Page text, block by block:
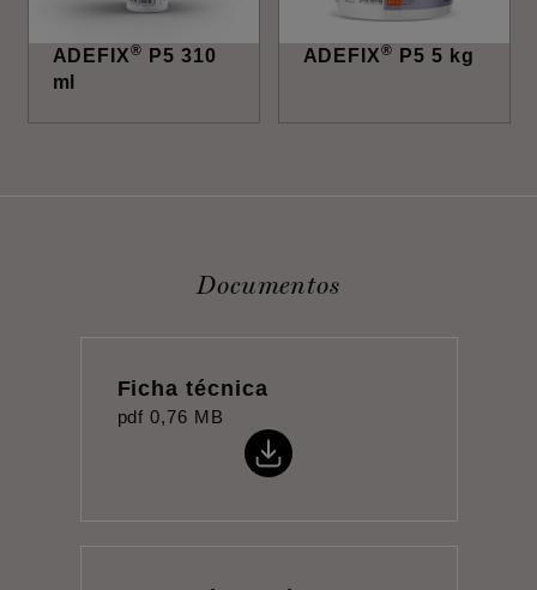
ADEFIX®
P5 310
ml
ADEFIX® P5 5 kg
Documentos
Ficha técnica
pdf 0,76 MB